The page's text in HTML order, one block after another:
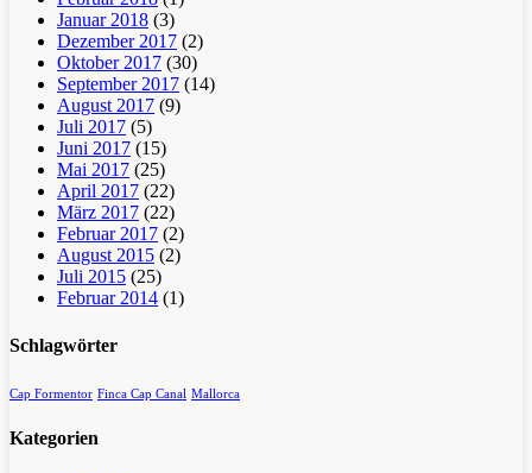
Januar 2018 (3)
Dezember 2017 (2)
Oktober 2017 (30)
September 2017 (14)
August 2017 (9)
Juli 2017 (5)
Juni 2017 (15)
Mai 2017 (25)
April 2017 (22)
März 2017 (22)
Februar 2017 (2)
August 2015 (2)
Juli 2015 (25)
Februar 2014 (1)
Schlagwörter
Cap Formentor Finca Cap Canal Mallorca
Kategorien